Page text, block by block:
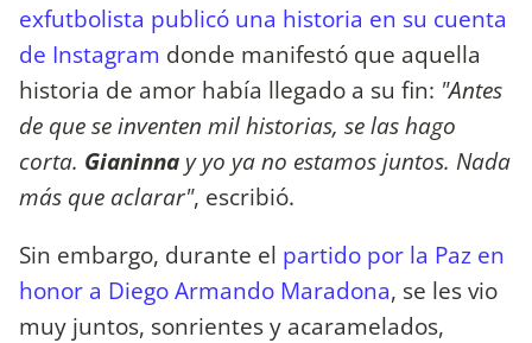
exfutbolista publicó una historia en su cuenta
de Instagram donde manifestó que aquella
historia de amor había llegado a su fin: "Antes
de que se inventen mil historias, se las hago
corta. Gianinna y yo ya no estamos juntos. Nada
más que aclarar", escribió.
Sin embargo, durante el partido por la Paz en
honor a Diego Armando Maradona, se les vio
muy juntos, sonrientes y acaramelados,